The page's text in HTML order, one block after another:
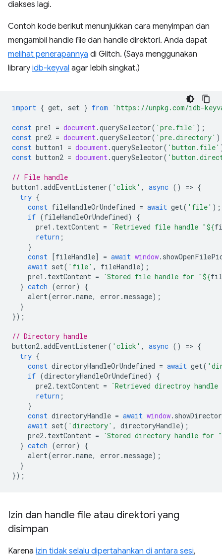
diakses lagi.
Contoh kode berikut menunjukkan cara menyimpan dan
mengambil handle file dan handle direktori. Anda dapat
melihat penerapannya di Glitch. (Saya menggunakan
library idb-keyval agar lebih singkat.)
import { get, set } from 'https://unpkg.com/idb-
const pre1 = document.querySelector( 'pre.file' );
const pre2 = document.querySelector( 'pre.directory'
const button1 = document.querySelector( 'button.file'
const button2 = document.querySelector(
// File handle
button1 .addEventListener( 'click' , async () => {
try {
const fileHandleOrUndefined = await get( 'file' );
if (fileHandleOrUndefined)
{
pre1 . textContent = `Retrieved file handle "${
return ;
}
const [fileHandle] = await window.
await set( 'file' , fileHandle);
pre1 . textContent = `Stored file handle for "${
} catch (error)
{
alert(error .name, error .message);
}
});
// Directory handle
button2.addEventListener( 'click' , async () => {
try {
const directoryHandleOrUndefined = await get(
if (directoryHandleOrUndefined)
{
pre2. textContent =
`Retrieved directroy
return ;
}
const directoryHandle = await window.
await set( 'directory' , directoryHandle);
pre2. textContent =
`Stored directory handle for "
} catch (error)
{
alert(error .name, error .message);
}
});
Izin dan handle file atau direktori yang
disimpan
Karena izin tidak selalu dipertahankan di antara sesi,